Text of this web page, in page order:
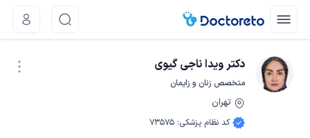
دکتر ویدا ناجی گیوی
متخصص زنان و زایمان
تهران
کد نظام پزشکی:
73575